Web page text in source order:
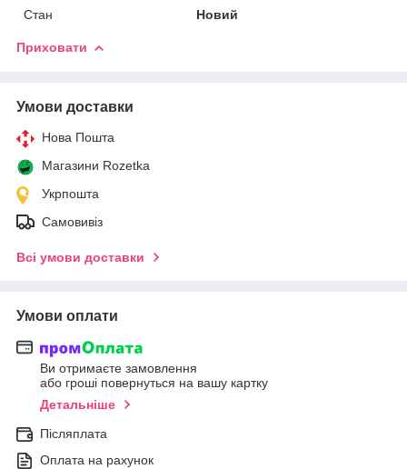
Стан Новий
Приховати
Умови доставки
Нова Пошта
Магазини Rozetka
Укрпошта
Самовивіз
Всі умови доставки
Умови оплати
Ви отримаєте замовлення
або гроші повернуться на вашу картку
Детальніше
Післяплата
Оплата на рахунок